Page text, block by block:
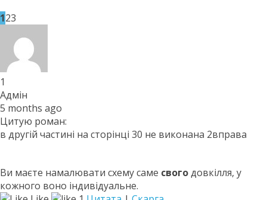
123
1
Адмін
5 months ago
Цитую роман:
в другiй частинi на сторiнцi 30 не виконана 2вправа
Ви маєте намалювати схему саме свогодовкілля, у
кожного воно індивідуальне.